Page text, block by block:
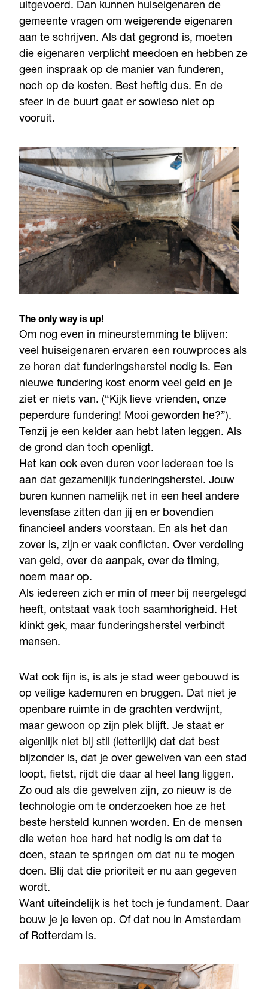
uitgevoerd. Dan kunnen huiseigenaren de
gemeente vragen om weigerende eigenaren
aan te schrijven. Als dat gegrond is, moeten
die eigenaren verplicht meedoen en hebben ze
geen inspraak op de manier van funderen,
noch op de kosten. Best heftig dus. En de
sfeer in de buurt gaat er sowieso niet op
vooruit.
The only way is up!
Om nog even in mineurstemming te blijven:
veel huiseigenaren ervaren een rouwproces als
ze horen dat funderingsherstel nodig is. Een
nieuwe fundering kost enorm veel geld en je
ziet er niets van. (“Kijk lieve vrienden, onze
peperdure fundering! Mooi geworden he?”).
Tenzij je een kelder aan hebt laten leggen. Als
de grond dan toch openligt.
Het kan ook even duren voor iedereen toe is
aan dat gezamenlijk funderingsherstel. Jouw
buren kunnen namelijk net in een heel andere
levensfase zitten dan jij en er bovendien
financieel anders voorstaan. En als het dan
zover is, zijn er vaak conflicten. Over verdeling
van geld, over de aanpak, over de timing,
noem maar op.
Als iedereen zich er min of meer bij neergelegd
heeft, ontstaat vaak toch saamhorigheid. Het
klinkt gek, maar funderingsherstel verbindt
mensen.
Wat ook fijn is, is als je stad weer gebouwd is
op veilige kademuren en bruggen. Dat niet je
openbare ruimte in de grachten verdwijnt,
maar gewoon op zijn plek blijft. Je staat er
eigenlijk niet bij stil (letterlijk) dat dat best
bijzonder is, dat je over gewelven van een stad
loopt, fietst, rijdt die daar al heel lang liggen.
Zo oud als die gewelven zijn, zo nieuw is de
technologie om te onderzoeken hoe ze het
beste hersteld kunnen worden. En de mensen
die weten hoe hard het nodig is om dat te
doen, staan te springen om dat nu te mogen
doen. Blij dat die prioriteit er nu aan gegeven
wordt.
Want uiteindelijk is het toch je fundament. Daar
bouw je je leven op. Of dat nou in Amsterdam
of Rotterdam is.